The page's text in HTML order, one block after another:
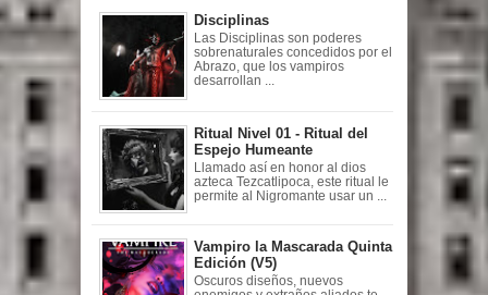
Disciplinas
Las Disciplinas son poderes
sobrenaturales concedidos por el
Abrazo, que los vampiros
desarrollan ...
Ritual Nivel 01 - Ritual del
Espejo Humeante
Llamado así en honor al dios
azteca Tezcatlipoca, este ritual le
permite al Nigromante usar un ...
Vampiro la Mascarada Quinta
Edición (V5)
Oscuros diseños, nuevos